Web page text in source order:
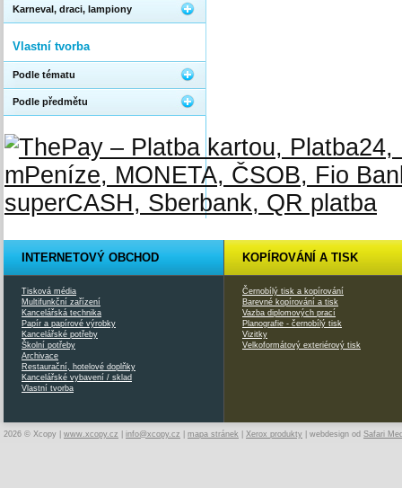
Karneval, draci, lampiony
Vlastní tvorba
Podle tématu
Podle předmětu
INTERNETOVÝ OBCHOD
Tisková média
Multifunkční zařízení
Kancelářská technika
Papír a papírové výrobky
Kancelářské potřeby
Školní potřeby
Archivace
Restaurační, hotelové doplňky
Kancelářské vybavení / sklad
Vlastní tvorba
KOPÍROVÁNÍ A TISK
Černobílý tisk a kopírování
Barevné kopírování a tisk
Vazba diplomových prací
Planografie - černobílý tisk
Vizitky
Velkoformátový exteriérový tisk
2026 © Xcopy | www.xcopy.cz info@xcopy.cz mapa stránek Xerox produkty | webdesign od Safari